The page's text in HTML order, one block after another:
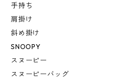
手持ち
肩掛け
斜め掛け
SNOOPY
スヌーピー
スヌーピーバッグ